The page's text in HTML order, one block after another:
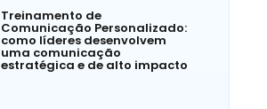
Treinamento de
Comunicação Personalizado:
como líderes desenvolvem
uma comunicação
estratégica e de alto impacto